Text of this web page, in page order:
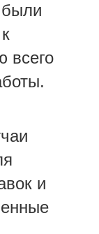
были
всего
и